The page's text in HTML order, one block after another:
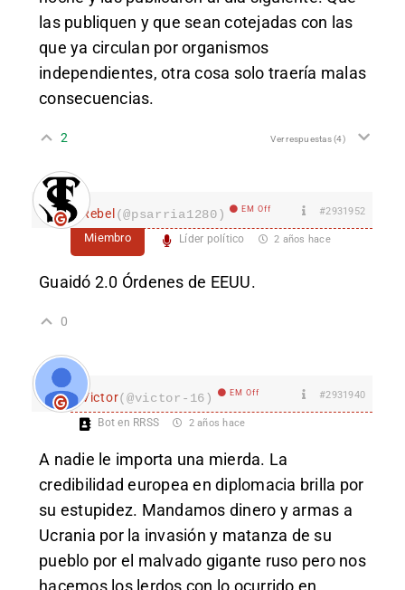
las publiquen y que sean cotejadas con las
que ya circulan por organismos
independientes, otra cosa solo traería malas
consecuencias.
2 Ver respuestas(4)
Rebel(@psarria1280) EM Off #2931952
Miembro Líder político 2 años hace
Guaidó 2.0 Órdenes de EEUU.
0
Victor(@victor-16) EM Off #2931940
Bot en RRSS 2 años hace
A nadie le importa una mierda. La
credibilidad europea en diplomacia brilla por
su estupidez. Mandamos dinero y armas a
Ucrania por la invasión y matanza de su
pueblo por el malvado gigante ruso pero nos
hacemos los lerdos con lo ocurrido en